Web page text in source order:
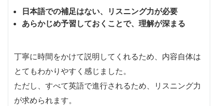
日本語での補足はない、リスニング力が必要
あらかじめ予習しておくことで、理解が深まる
丁寧に時間をかけて説明してくれるため、内容自体は
とてもわかりやすく感じました。
ただし、すべて英語で進行されるため、リスニング力
が求められます。